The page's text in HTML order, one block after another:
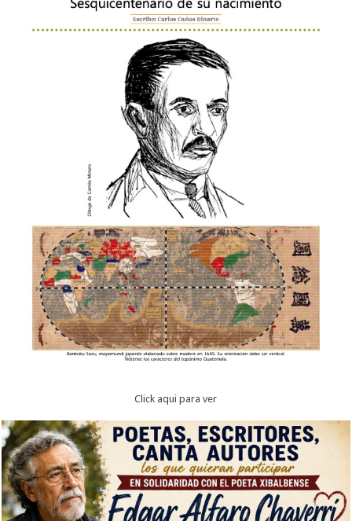
Click aqui para ver